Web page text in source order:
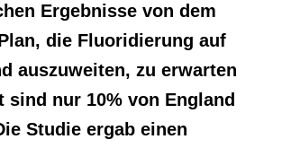
Ergebnisse von dem
die Fluoridierung auf
auszuweiten, zu erwarten
sind nur 10% von England
Studie ergab einen